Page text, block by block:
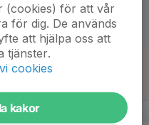
IK/Tidaholms HF
(cookies) för att vår
för dig. De används
att hjälpa oss att
tjänster.
cookies
kakor